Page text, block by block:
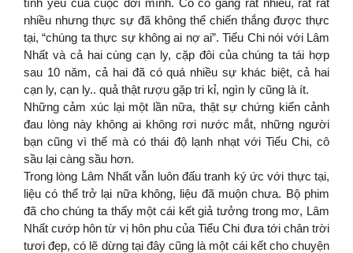
tình yêu của cuộc đời mình. Cô cố gắng rất nhiều, rất rất
nhiều nhưng thực sự đã không thể chiến thắng được thực
tại, “chúng ta thực sự không ai nợ ai”. Tiểu Chi nói với Lâm
Nhất và cả hai cùng cạn ly, cặp đôi của chúng ta tái hợp
sau 10 năm, cả hai đã có quá nhiều sự khác biệt, cả hai
cạn ly, cạn ly.. quả thật rượu gặp tri kỉ, ngìn ly cũng là ít.
Những cảm xúc lại một lần nữa, thật sự chứng kiến cảnh
đau lòng này không ai không rơi nước mắt, những người
bạn cũng vì thế mà có thái độ lạnh nhạt với Tiểu Chi, cô
sầu lại càng sầu hơn.
Trong lòng Lâm Nhất vẫn luôn đấu tranh ký ức với thực tại,
liệu có thể trở lại nữa không, liệu đã muộn chưa. Bộ phim
đã cho chúng ta thấy một cái kết giả tưởng trong mơ, Lâm
Nhất cướp hôn từ vị hôn phu của Tiểu Chi đưa tới chân trời
tươi đẹp, có lẽ dừng tại đây cũng là một cái kết cho chuyện